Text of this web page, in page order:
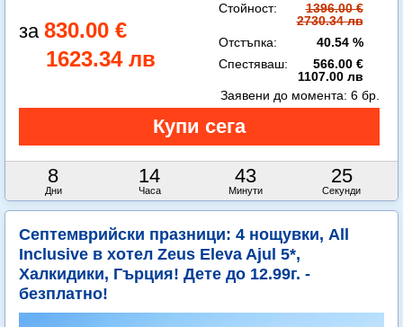
830.00 €
1623.34 лв
Стойност:
1396.00 €
2730.34 лв
Отстъпка:
40.54 %
Спестяваш:
566.00 €
1107.00 лв
8
Дни
14
Часа
43
Минути
23
Секунди
Заявени до момента: 6 бр.
Септемврийски празници: 4 нощувки, All
Inclusive в хотел Zeus Eleva Ajul 5*,
Халкидики, Гърция! Дете до 12.99г. -
безплатно!